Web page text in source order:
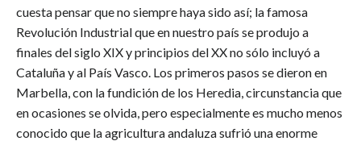
cuesta pensar que no siempre haya sido así; la famosa
Revolución Industrial que en nuestro país se produjo a
finales del siglo XIX y principios del XX no sólo incluyó a
Cataluña y al País Vasco. Los primeros pasos se dieron en
Marbella, con la fundición de los Heredia, circunstancia que
en ocasiones se olvida, pero especialmente es mucho menos
conocido que la agricultura andaluza sufrió una enorme